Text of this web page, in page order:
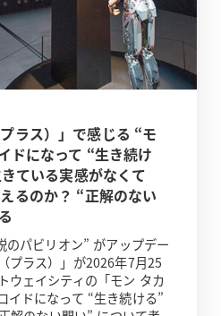
ラス）」で感じる “モ
ドになって “生き続け
ている実感がなくて
るのか？ “正解のない
のパビリオン” がアップデー
プラス）」が2026年7月25
ウェイシティの「モン タカ
イドになって “生き続ける”